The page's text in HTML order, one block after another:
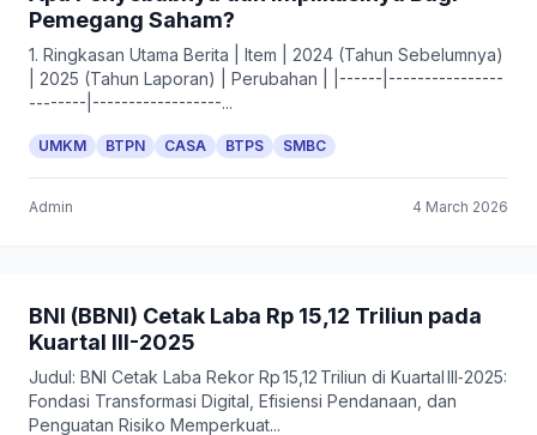
Pemegang Saham?
1. Ringkasan Utama Berita | Item | 2024 (Tahun Sebelumnya)
| 2025 (Tahun Laporan) | Perubahan | |------|----------------
--------|------------------...
UMKM BTPN CASA BTPS SMBC
Admin 4 March 2026
BNI (BBNI) Cetak Laba Rp 15,12 Triliun pada
Kuartal III-2025
Judul: BNI Cetak Laba Rekor Rp 15,12 Triliun di Kuartal III‑2025:
Fondasi Transformasi Digital, Efisiensi Pendanaan, dan
Penguatan Risiko Memperkuat...